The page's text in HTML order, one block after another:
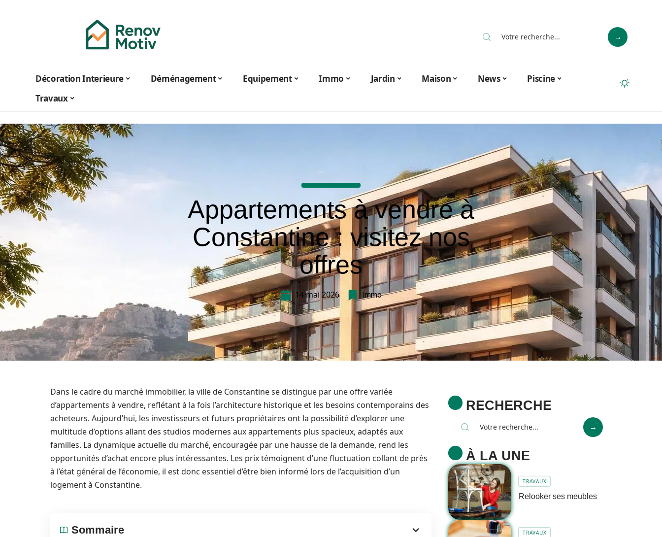
Décoration Interieure Déménagement Equipement Immo Jardin Maison News
Piscine
Travaux
Appartements à vendre à
Constantine : visitez nos
offres
14 mai 2026 Immo
Dans le cadre du marché immobilier, la ville de Constantine se distingue par une offre variée
d’appartements à vendre, reflétant à la fois l’architecture historique et les besoins contemporains des
acheteurs. Aujourd’hui, les investisseurs et futurs propriétaires ont la possibilité d’explorer une
multitude d’options allant des studios modernes aux appartements plus spacieux, adaptés aux
familles. La dynamique actuelle du marché, encouragée par une hausse de la demande, rend les
opportunités d’achat encore plus intéressantes. Les prix témoignent d’une fluctuation collant de près
à l’état général de l’économie, il est donc essentiel d’être bien informé lors de l’acquisition d’un
logement à Constantine.
Sommaire
RECHERCHE
À LA UNE
TRAVAUX
Relooker ses meubles
TRAVAUX